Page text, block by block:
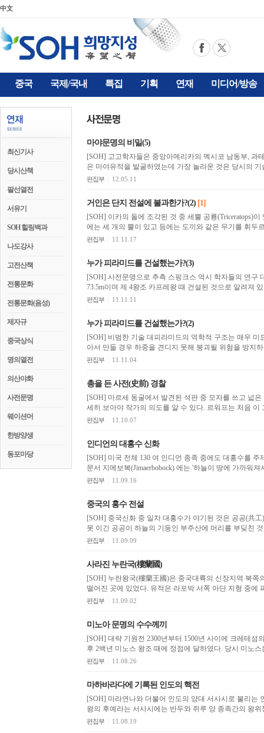
中文
중국 국제/국내 특집 기획 연재 미디어/방송
최신기사
당시산책
팔선열전
서유기
SOH 힐링백과
나도강사
고전산책
전통문화
전통문화(음성)
제자규
중국상식
명의열전
의산야화
사전문명
웨이션머
한방양생
동포마당
마야문명의 비밀(5)
[SOH] 고고학자들은 중앙아메리카의 멕시코 남동부, 과
은 마야유적을 발굴하였는데 가장 놀라운 것은 당시의
편집부 12.05.11
거인은 단지 전설에 불과한가?(2) [1]
[SOH] 이카의 돌에 조각된 것 중 세뿔 공룡(Triceratops)이 있다. 마치 거대한 코뿔소처럼 보이는 이
편집부 11.11.17
누가 피라미드를 건설했는가?(3)
[SOH] 사전문명으로 추측 스핑크스 역시 학자들의 연구 대상이다. 스핑크스의 높이는 20
편집부 11.11.11
누가 피라미드를 건설했는가?(2)
[SOH] 비범한 기술 대피라미드의 역학적 구조는 매우 미묘하다. 수백만 개의 돌을 직접 피라미드
편집부 11.11.04
총을 든 사전(史前) 경찰
[SOH] 마르세 동굴에서 발견된 석판 중 모자를 쓰고 넓
세히 보아야 작가의 의도를 알
편집부 11.10.07
인디언의 대홍수 신화
[SOH] 미국 전체 130 여 인디언 종족 중에도 대홍수를 주제로
문서 지메보복(Jimaerbobock) 에는 '하
편집부 11.09.16
중국의 홍수 전설
[SOH] 중국신화 중 일차 대홍수가 야기된 것은 공공(共工)
편집부 11.09.09
사라진 누란국(樓蘭國)
[SOH] 누란왕국(樓蘭王國)은 중국대륙의 신장지역 북
떨어진 곳에 있었다. 유적은 라포박 서쪽 아단
편집부 11.09.02
미노아 문명의 수수께끼
[SOH] 대략 기원전 2300년부터 1500년 사이에 크레테
후 2백년 미노스 왕조
편집부 11.08.26
마하바라다에 기록된 인도의 핵전
[SOH] 마라연나와 더불어 인도의 양대 서사시로 불리는
왕의 후예라는 서사시에는 반두와 쥐루 양 종족간의 왕
편집부 11.08.19